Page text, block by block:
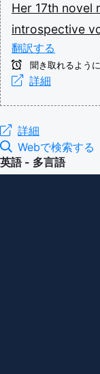
Her 17th novel
introspective
翻訳する
聞き取れるよう
詳細
詳細
Webで検索する
英語 - 多言語